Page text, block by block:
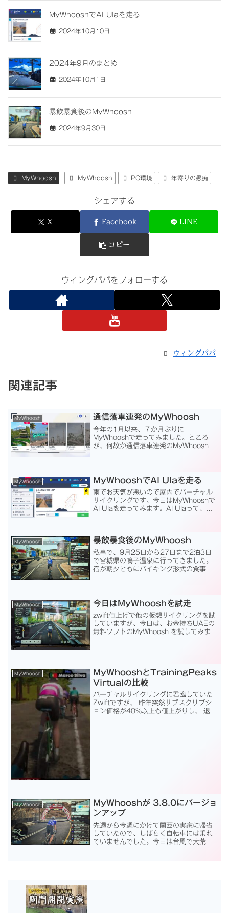
MyWhooshでAl Ulaを走る
2024年10月10日
2024年9月のまとめ
2024年10月1日
暴飲暴食後のMyWhoosh
2024年9月30日
MyWhoosh MyWhoosh PC環境 年寄りの愚痴
シェアする
X Facebook LINE
コピー
ウィングパパをフォローする
ウィングパパ
関連記事
MyWhoosh 通信落車連発のMyWhoosh
今年の1月以来、７か月ぶりに
MyWhooshで走ってみました。ところ
が、何故か通信落車連発のMyWhooshで
しめると思ったら...
MyWhoosh MyWhooshでAl Ulaを走る
雨でお天気が悪いので屋内でバーチャル
サイクリングです。今日はMyWhooshで
Al Ulaを走ってみます。Al Ulaって、サ
MyWhoosh 暴飲暴食後のMyWhoosh
私事で、9月25日から27日まで2泊3日
で宮城県の鳴子温泉に行ってきました。
宿が朝夕ともにバイキング形式の食事
生日でいよいよ65歳...
MyWhoosh 今日はMyWhooshを試走
zwift値上げで他の仮想サイクリングを試
していますが、今日は、お金持ちUAEの
無料ソフトのMyWhoosh を試してみま
MyWhoosh
MyWhooshとTrainingPeaks
Virtualの比較
バーチャルサイクリングに君臨していた
Zwiftですが、 昨年突然サブスクリプシ
ョン価格が40%以上も値上がりし、 退会
MyWhoosh
MyWhooshが 3.8.0にバージョ
ンアップ
先週から今週にかけて関西の実家に帰省
していたので、しばらく自転車には乗れ
ていませんでした。今日は台風で大荒れ